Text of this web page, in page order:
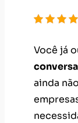
Você já
ainda